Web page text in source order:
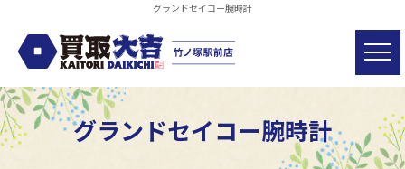
グランドセイコー腕時計
グランドセイコー腕時計